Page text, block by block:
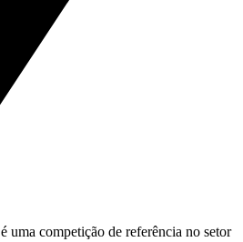
é uma competição de referência no setor